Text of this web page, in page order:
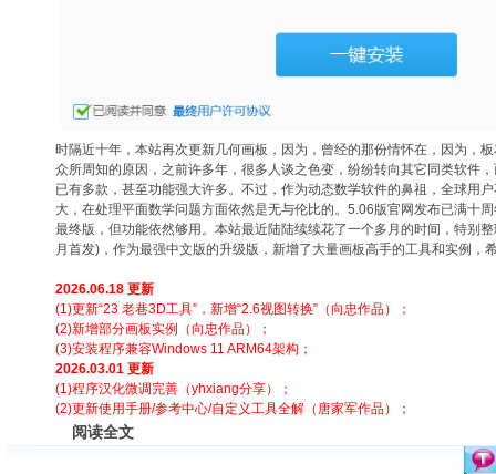
时隔近十年，本站再次更新几何画板，因为，曾经的那份情怀在，因为，
众所周知的原因，之前许多年，很多人谈之色变，纷纷转向其它同类软件
已有多款，甚至功能强大许多。不过，作为动态数学软件的鼻祖，全球用
大，在处理平面数学问题方面依然是无与伦比的。5.06版官网发布已满十
最终版，但功能依然够用。本站最近陆陆续续花了一个多月的时间，特别
月首发)，作为最强中文版的升级版，新增了大量画板高手的工具和实例，
2026.06.18 更新
(1)更新“23 老巷3D工具”，新增“2.6视图转换”（向忠作品）；
(2)新增部分画板实例（向忠作品）；
(3)安装程序兼容Windows 11 ARM64架构；
2026.03.01 更新
(1)程序汉化微调完善（yhxiang分享）；
(2)更新使用手册/参考中心/自定义工具全解（唐家军作品）
；
阅读全文